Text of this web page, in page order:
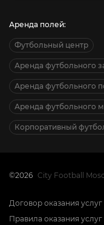
Аренда полей:
Футбольный центр
Аренда футбольного
Аренда футбольного
Аренда футбольного
Корпоративный
©2026 City Football
Договор оказания услуг
Правила оказания услуг